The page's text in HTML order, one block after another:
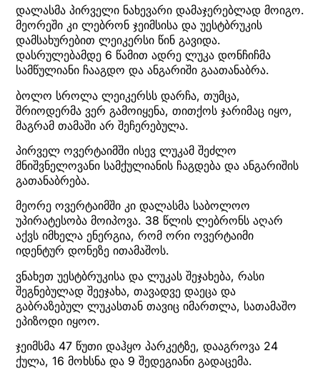
დალასმა პირველი ნახევარი დამაჯერებლად მოიგო.
მეორეში კი ლებრონ ჯეიმსისა და უესტბრუკის
დამსახურებით ლეიკერსი წინ გავიდა.
დასრულებამდე 6 წამით ადრე ლუკა დონჩიჩმა
სამწულიანი ჩააგდო და ანგარიში გაათანაბრა.
ბოლო სროლა ლეიკერსს დარჩა, თუმცა,
შრიოდერმა ვერ გამოიყენა, თითქოს ჯარიმაც იყო,
მაგრამ თამაში არ შეჩერებულა.
პირველ ოვერტაიმში ისევ ლუკამ შეძლო
მნიშვნელოვანი სამქულიანის ჩაგდება და ანგარიშის
გათანაბრება.
მეორე ოვერტაიმში კი დალასმა საბოლოო
უპირატესობა მოიპოვა. 38 წლის ლებრონს აღარ
აქვს იმხელა ენერგია, რომ ორი ოვერტაიმი
იდენტურ დონეზე ითამაშოს.
ვნახეთ უესტბრუკისა და ლუკას შეჯახება, რასი
შეგნებულად შეეჯახა, თავადვე დაეცა და
გაბრაზებულ ლუკასთან თავიც იმართლა, სათამაშო
ეპიზოდი იყოო.
ჯეიმსმა 47 წუთი დაჰყო პარკეტზე, დააგროვა 24
ქულა, 16 მოხსნა და 9 შედეგიანი გადაცემა.